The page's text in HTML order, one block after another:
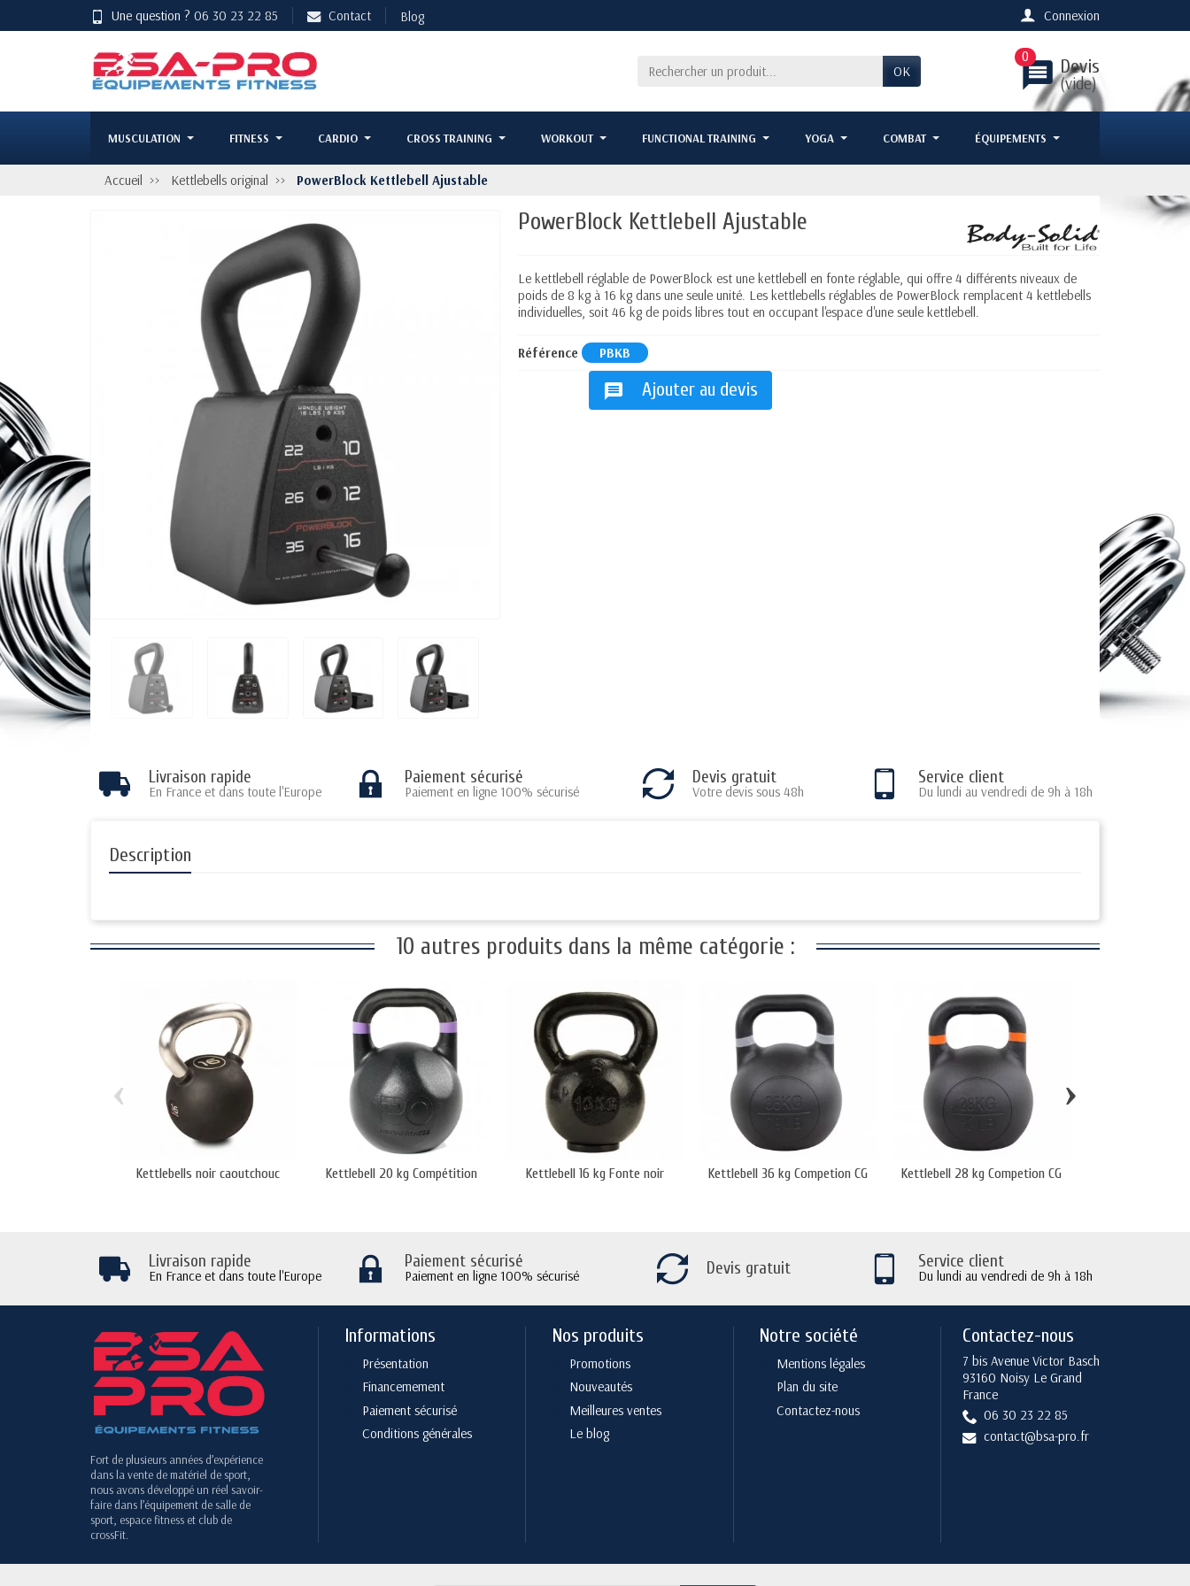
Une question ? 06 30 23 22 85 Contact Blog Connexion
OK message Devis
(vide)
0
MUSCULATION FITNESS CARDIO CROSS TRAINING WORKOUT FUNCTIONAL TRAINING YOGA COMBAT ÉQUIPEMENTS
Accueil Kettlebells original PowerBlock Kettlebell Ajustable
PowerBlock Kettlebell Ajustable
Le kettlebell réglable de PowerBlock est une kettlebell en fonte réglable, qui offre 4 différents niveaux de
poids de 8 kg à 16 kg dans une seule unité. Les kettlebells réglables de PowerBlock remplacent 4 kettlebells
individuelles, soit 46 kg de poids libres tout en occupant l'espace d'une seule kettlebell.
Référence PBKB
message Ajouter au devis
Livraison rapide
En France et dans toute l'Europe
Paiement sécurisé
Paiement en ligne 100% sécurisé
Devis gratuit
Votre devis sous 48h
Service client
Du lundi au vendredi de 9h à 18h
Description
10 autres produits dans la même catégorie :
Kettlebells noir caoutchouc Kettlebell 20 kg Compétition Kettlebell 16 kg Fonte noir Kettlebell 36 kg Competion CG Kettlebell 28 kg Competion CG
‹ ›
Livraison rapide
En France et dans toute l'Europe
Paiement sécurisé
Paiement en ligne 100% sécurisé Devis gratuit Service client
Du lundi au vendredi de 9h à 18h
Fort de plusieurs années d’expérience
dans la vente de matériel de sport,
nous avons développé un réel savoir-
faire dans l’équipement de salle de
sport, espace fitness et club de
crossFit.
Informations
Présentation
Financemement
Paiement sécurisé
Conditions générales
Nos produits
Promotions
Nouveautés
Meilleures ventes
Le blog
Notre société
Mentions légales
Plan du site
Contactez-nous
Contactez-nous
7 bis Avenue Victor Basch
93160 Noisy Le Grand
France
06 30 23 22 85
contact@bsa-pro.fr